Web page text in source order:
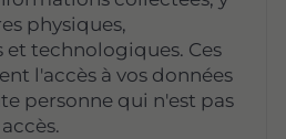
physiques,
technologiques. Ces
l'accès à vos données
personne qui n'est pas